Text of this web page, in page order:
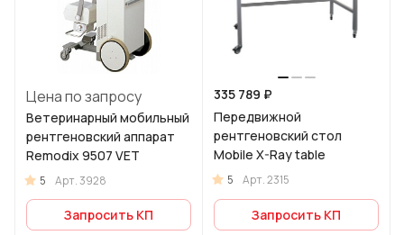
Цена по запросу
Ветеринарный мобильный
рентгеновский аппарат
Remodix 9507 VET
5 Арт.3928
Запросить КП
335 789 ₽
Передвижной
рентгеновский стол
Mobile X-Ray table
5 Арт.2315
Запросить КП